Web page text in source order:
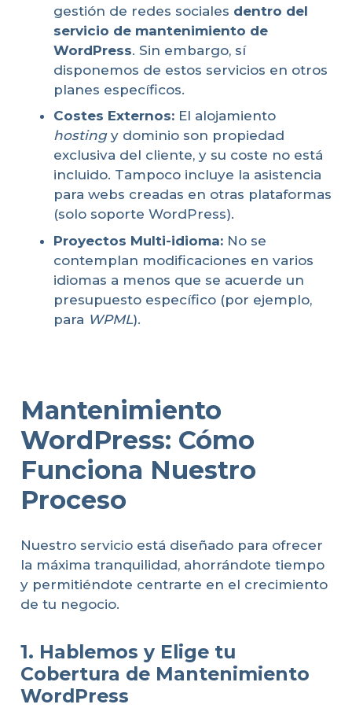
gestión de redes sociales dentro del
servicio de mantenimiento de
WordPress. Sin embargo, sí
disponemos de estos servicios en otros
planes específicos.
Costes Externos: El alojamiento
hostingy dominio son propiedad
exclusiva del cliente, y su coste no está
incluido. Tampoco incluye la asistencia
para webs creadas en otras plataformas
(solo soporte WordPress).
Proyectos Multi-idioma: No se
contemplan modificaciones en varios
idiomas a menos que se acuerde un
presupuesto específico (por ejemplo,
para WPML).
Mantenimiento
WordPress: Cómo
Funciona Nuestro
Proceso
Nuestro servicio está diseñado para ofrecer
la máxima tranquilidad, ahorrándote tiempo
y permitiéndote centrarte en el crecimiento
de tu negocio.
1. Hablemos y Elige tu
Cobertura de Mantenimiento
WordPress